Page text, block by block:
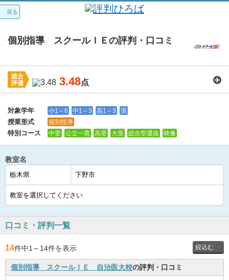
戻る
個別指導 スクールＩＥの評判・口コミ
総合
評価
3.48点
講師：3.7 カリキュラム：3.7 周りの環境：3.8
対象学年
小1～6 中1～3 高1～3 浪
授業形式 個別指導
特別コース 中受 公立一貫 高受 大受 総合型選抜 映像
教室名
口コミ・評判一覧
14件中1 ～ 14件を表示
投稿者
個別指導 スクールＩＥ 自治医大校の評判・口コミ